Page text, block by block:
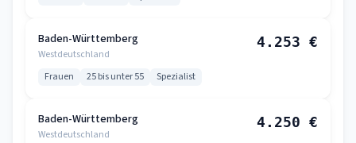
Baden-Württemberg
Westdeutschland
4.253 €
Frauen 25 bis unter 55 Spezialist
Baden-Württemberg
Westdeutschland
4.250 €